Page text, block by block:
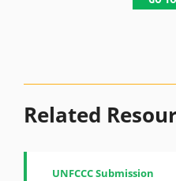
Related
UNFCCC Submission